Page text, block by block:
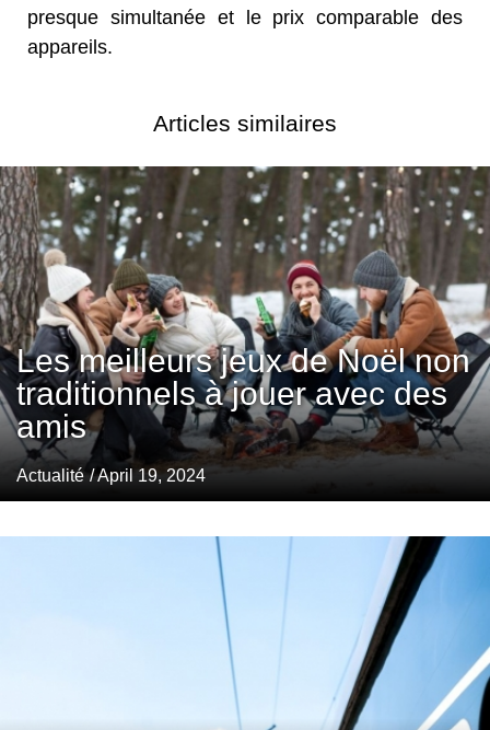
presque simultanée et le prix comparable des
appareils.
Articles similaires
Les meilleurs jeux de Noël non
traditionnels à jouer avec des
amis
Actualité / April 19, 2024